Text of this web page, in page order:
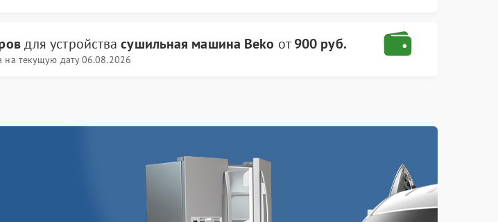
для устройствасушильная машина Beko от900 руб.
на текущую дату 06.08.2026